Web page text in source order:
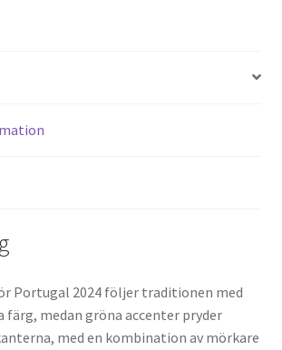
k
Portugal 2024 följer traditionen med
färg, medan gröna accenter pryder
med en kombination av mörkare